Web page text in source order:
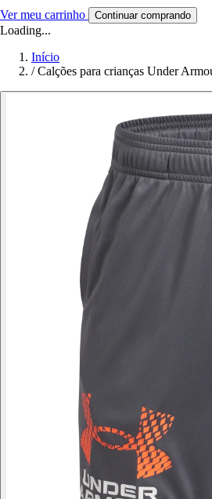
Ver meu carrinho Continuar comprando
Loading...
Início
/ Calções para crianças Under